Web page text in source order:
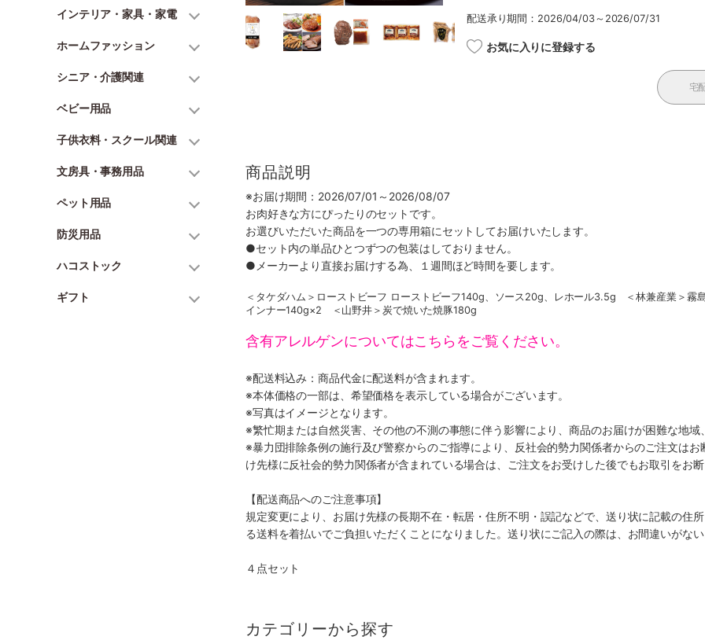
インテリア・家具・家電
ホームファッション
シニア・介護関連
ベビー用品
子供衣料・スクール関連
文房具・事務用品
ペット用品
防災用品
ハコストック
ギフト
配送承り期間：2026/04/03～2026/07/31
お気に入りに登録する
宅
商品説明
※お届け期間：2026/07/01～2026/08/07
お肉好きな方にぴったりのセットです。
お選びいただいた商品を一つの専用箱にセットしてお届けいたします。
●セット内の単品ひとつずつの包装はしておりません。
●メーカーより直接お届けする為、１週間ほど時間を要します。
＜タケダハム＞ローストビーフ ローストビーフ140g、ソース20g、レホール3.5g ＜林兼産業＞
インナー140g×2 ＜山野井＞炭で焼いた焼豚180g
含有アレルゲンについてはこちらをご覧ください。
※配送料込み：商品代金に配送料が含まれます。
※本体価格の一部は、希望価格を表示している場合がございます。
※写真はイメージとなります。
※繁忙期または自然災害、その他の不測の事態に伴う影響により、商品のお届けが困難な地域
※暴力団排除条例の施行及び警察からのご指導により、反社会的勢力関係者からのご注文は
け先様に反社会的勢力関係者が含まれている場合は、ご注文をお受けした後でもお取引をお
【配送商品へのご注意事項】
規定変更により、お届け先様の長期不在・転居・住所不明・誤記などで、送り状に記載の住
る送料を着払いでご負担いただくことになりました。送り状にご記入の際は、お間違いがな
４点セット
カテゴリーから探す